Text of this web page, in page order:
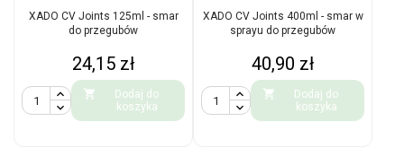
XADO CV Joints 125ml - smar
do przegubów
Cena
24,15 zł

Dodaj do
koszyka
XADO CV Joints 400ml - smar w
sprayu do przegubów
Cena
40,90 zł

Dodaj do
koszyka